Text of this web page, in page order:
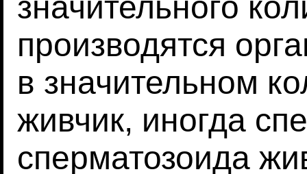
значительного
производятся
в значительном
живчик, иногда
сперматозоида